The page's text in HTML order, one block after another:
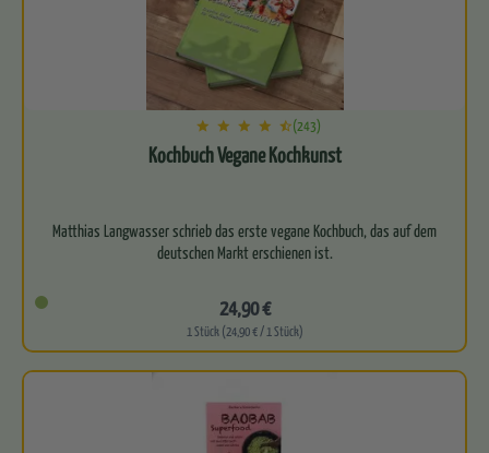
(243)
Kochbuch Vegane Kochkunst
Matthias Langwasser schrieb das erste vegane Kochbuch, das auf dem
24,90 €
1 Stück (24,90 € / 1 Stück)